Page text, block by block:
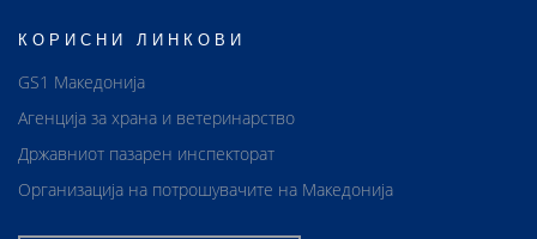
КОРИСНИ ЛИНКОВИ
GS1 Македонија
Агенција за храна и ветеринарство
Државниот пазарен инспекторат
Организација на потрошувачите на Македонија